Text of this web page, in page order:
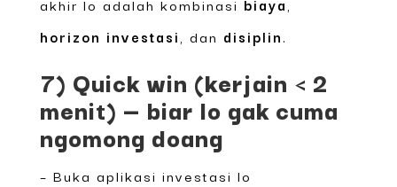
horizon investasi , dan disiplin.
7) Quick win (kerjain < 2
menit) — biar lo gak cuma
ngomong doang
– Buka aplikasi investasi lo